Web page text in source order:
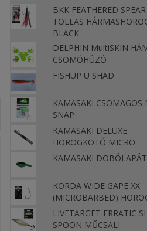
BKK FEATHERED
TOLLAS
BLACK
DELPHIN MultiSKIN
CSOMÓHÚZÓ
FISHUP U SHAD
KAMASAKI CSOMAGOS
SNAP
KAMASAKI DELUXE
HOROGKÖTŐ MICRO
KAMASAKI DOBÓLAPÁT
KORDA WIDE GAPE XX
(MICROBARBED)
LIVETARGET ERRATIC
SPOON MŰCSALI